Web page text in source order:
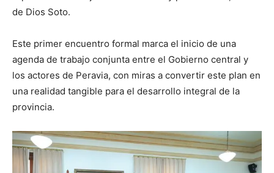
Company
About
Contact us
Subscription Plans
My account
de Dios Soto.
Este primer encuentro formal marca el inicio de una
agenda de trabajo conjunta entre el Gobierno central y
los actores de Peravia, con miras a convertir este plan en
una realidad tangible para el desarrollo integral de la
provincia.